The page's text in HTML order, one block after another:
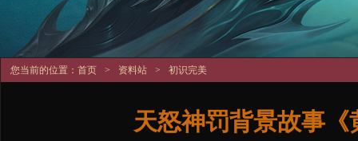
您当前的位置： 首页 > 资料站 > 初识完美
天怒神罚背景故事《